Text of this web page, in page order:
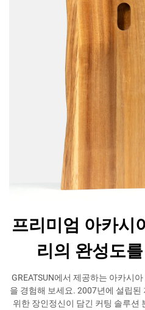
프리미엄 아카시
리의 완성도
GREATSUN에서 제공하는 아카시
을 경험해 보세요. 2007년에 설립된
위한 장인정신이 담긴 커팅 솔루션